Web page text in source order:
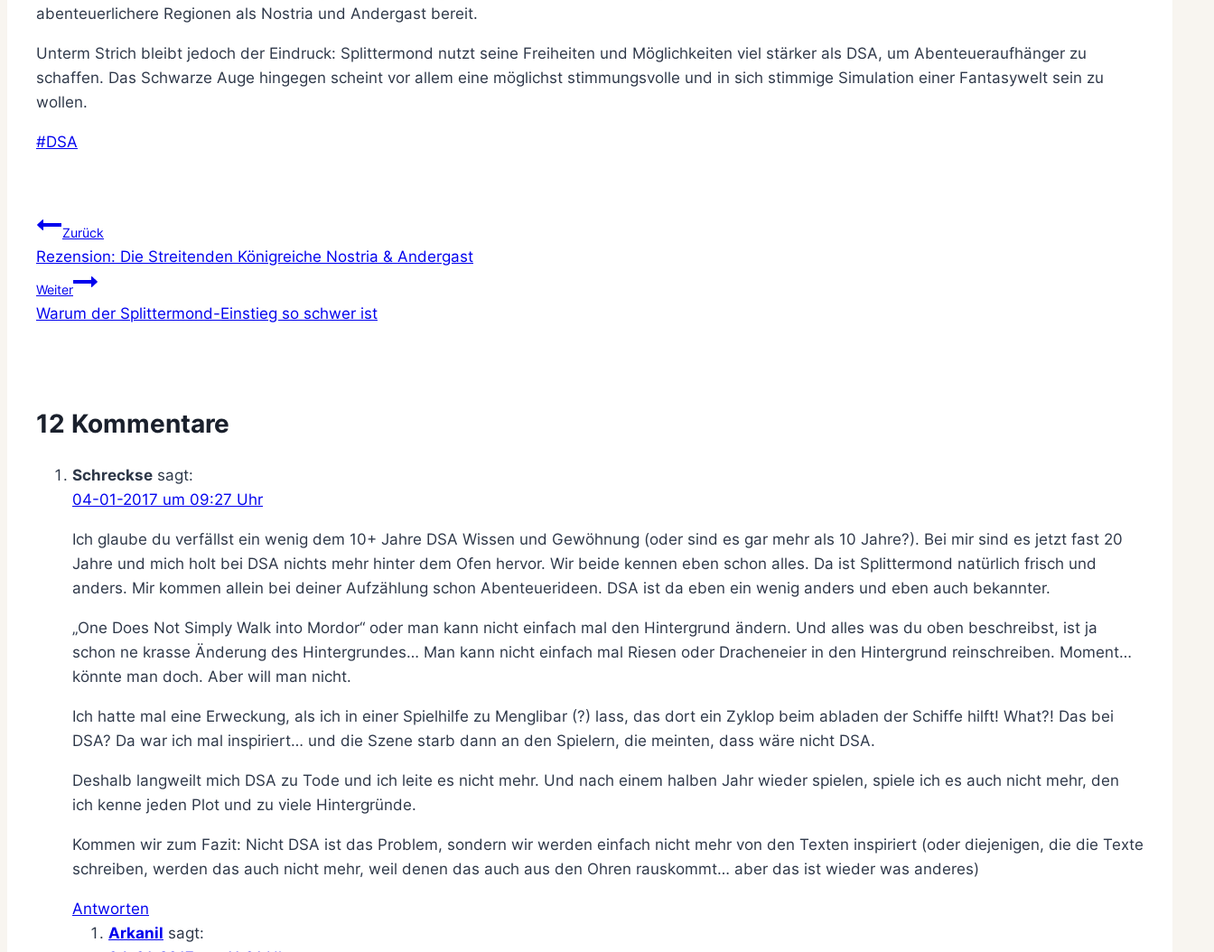
abenteuerlichere Regionen als Nostria und Andergast bereit.
Unterm Strich bleibt jedoch der Eindruck: Splittermond nutzt seine Freiheiten und Möglichkeiten viel stärker als DSA, um Abenteueraufhänger zu
schaffen. Das Schwarze Auge hingegen scheint vor allem eine möglichst stimmungsvolle und in sich stimmige Simulation einer Fantasywelt sein zu
wollen.
Schlagworte:
#DSA
Beitragsnavigation
Zurück
Rezension: Die Streitenden Königreiche Nostria & Andergast
Weiter
Warum der Splittermond-Einstieg so schwer ist
12 Kommentare
Schreckse sagt:
04-01-2017 um 09:27 Uhr
Ich glaube du verfällst ein wenig dem 10+ Jahre DSA Wissen und Gewöhnung (oder sind es gar mehr als 10 Jahre?). Bei mir sind es jetzt fast 20
Jahre und mich holt bei DSA nichts mehr hinter dem Ofen hervor. Wir beide kennen eben schon alles. Da ist Splittermond natürlich frisch und
anders. Mir kommen allein bei deiner Aufzählung schon Abenteuerideen. DSA ist da eben ein wenig anders und eben auch bekannter.
„One Does Not Simply Walk into Mordor“ oder man kann nicht einfach mal den Hintergrund ändern. Und alles was du oben beschreibst, ist ja
schon ne krasse Änderung des Hintergrundes… Man kann nicht einfach mal Riesen oder Dracheneier in den Hintergrund reinschreiben. Moment…
könnte man doch. Aber will man nicht.
Ich hatte mal eine Erweckung, als ich in einer Spielhilfe zu Menglibar (?) lass, das dort ein Zyklop beim abladen der Schiffe hilft! What?! Das bei
DSA? Da war ich mal inspiriert… und die Szene starb dann an den Spielern, die meinten, dass wäre nicht DSA.
Deshalb langweilt mich DSA zu Tode und ich leite es nicht mehr. Und nach einem halben Jahr wieder spielen, spiele ich es auch nicht mehr, den
ich kenne jeden Plot und zu viele Hintergründe.
Kommen wir zum Fazit: Nicht DSA ist das Problem, sondern wir werden einfach nicht mehr von den Texten inspiriert (oder diejenigen, die die Texte
schreiben, werden das auch nicht mehr, weil denen das auch aus den Ohren rauskommt… aber das ist wieder was anderes)
Antworten
Arkanil sagt: